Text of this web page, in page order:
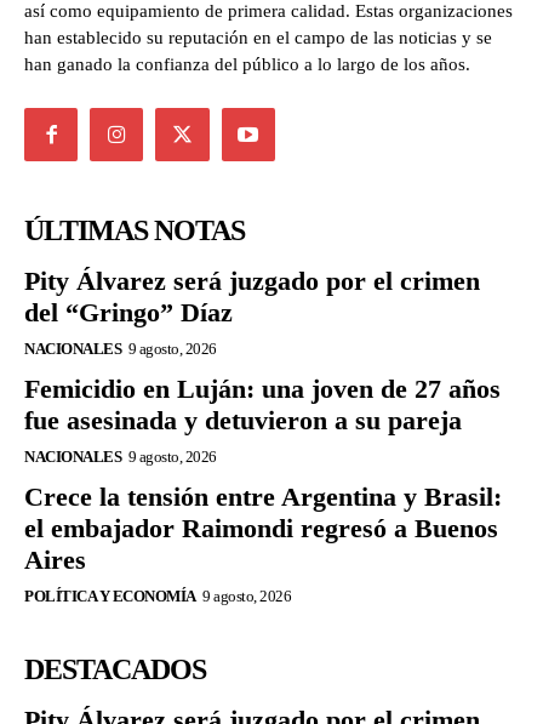
así como equipamiento de primera calidad. Estas organizaciones
han establecido su reputación en el campo de las noticias y se
han ganado la confianza del público a lo largo de los años.
ÚLTIMAS NOTAS
Pity Álvarez será juzgado por el crimen
del “Gringo” Díaz
NACIONALES 9 agosto, 2026
Femicidio en Luján: una joven de 27 años
fue asesinada y detuvieron a su pareja
NACIONALES 9 agosto, 2026
Crece la tensión entre Argentina y Brasil:
el embajador Raimondi regresó a Buenos
Aires
POLÍTICA Y ECONOMÍA 9 agosto, 2026
DESTACADOS